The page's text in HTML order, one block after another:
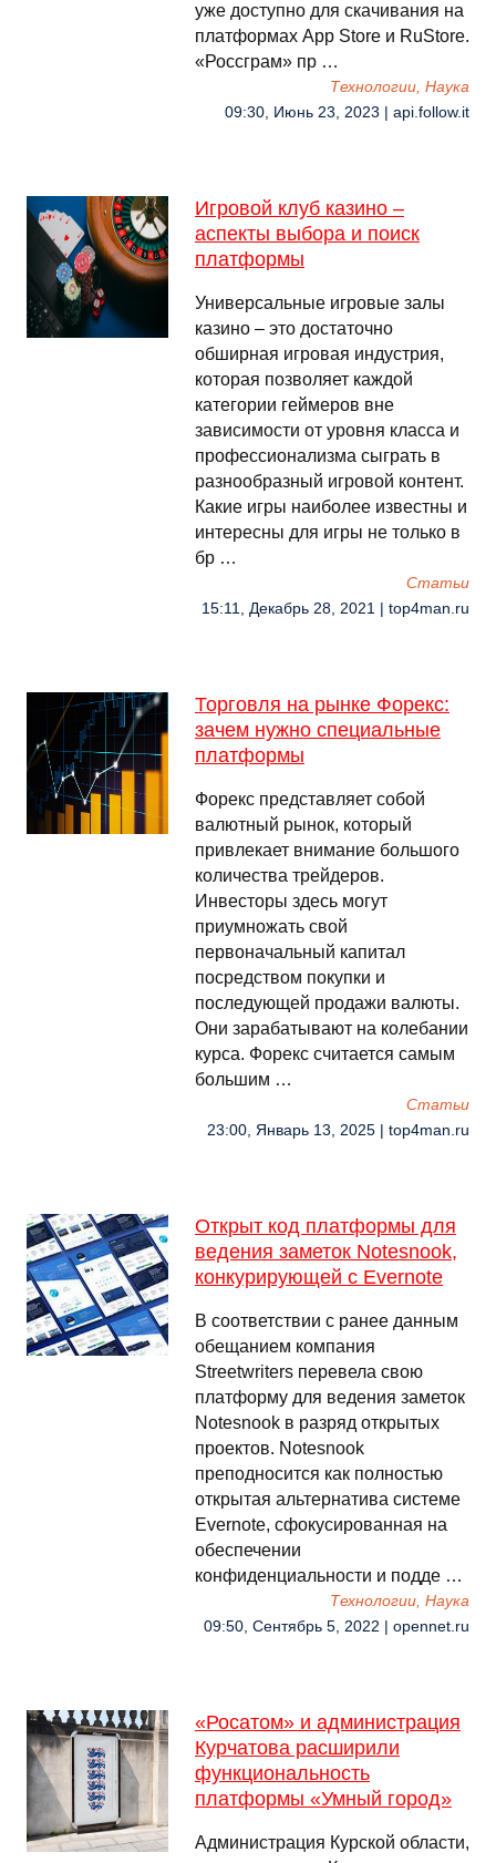
уже доступно для скачивания на
платформах App Store и RuStore.
«Россграм» пр …
Технологии, Наука
09:30, Июнь 23, 2023 | api.follow.it
Игровой клуб казино –
аспекты выбора и поиск
платформы
Универсальные игровые залы
казино – это достаточно
обширная игровая индустрия,
которая позволяет каждой
категории геймеров вне
зависимости от уровня класса и
профессионализма сыграть в
разнообразный игровой контент.
Какие игры наиболее известны и
интересны для игры не только в
бр …
Cтатьи
15:11, Декабрь 28, 2021 | top4man.ru
Торговля на рынке Форекс:
зачем нужно специальные
платформы
Форекс представляет собой
валютный рынок, который
привлекает внимание большого
количества трейдеров.
Инвесторы здесь могут
приумножать свой
первоначальный капитал
посредством покупки и
последующей продажи валюты.
Они зарабатывают на колебании
курса. Форекс считается самым
большим …
Cтатьи
23:00, Январь 13, 2025 | top4man.ru
Открыт код платформы для
ведения заметок Notesnook,
конкурирующей с Evernote
В соответствии с ранее данным
обещанием компания
Streetwriters перевела свою
платформу для ведения заметок
Notesnook в разряд открытых
проектов. Notesnook
преподносится как полностью
открытая альтернатива системе
Evernote, сфокусированная на
обеспечении
конфиденциальности и подде …
Технологии, Наука
09:50, Сентябрь 5, 2022 | opennet.ru
«Росатом» и администрация
Курчатова расширили
функциональность
платформы «Умный город»
Администрация Курской области,